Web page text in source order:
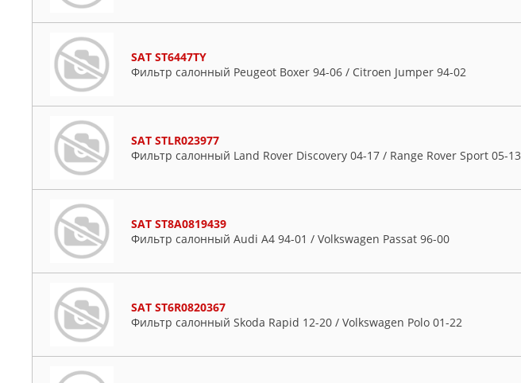
SAT ST6447TY
Фильтр салонный Peugeot Boxer 94-06 / Citroen Jumper 94-02
SAT STLR023977
Фильтр салонный Land Rover Discovery 04-17 / Range Rover Sport 05-13
SAT ST8A0819439
Фильтр салонный Audi A4 94-01 / Volkswagen Passat 96-00
SAT ST6R0820367
Фильтр салонный Skoda Rapid 12-20 / Volkswagen Polo 01-22